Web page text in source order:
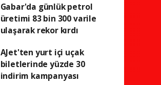
Gabar'da günlük petrol
üretimi 83 bin 300 varile
ulaşarak rekor kırdı
AJet'ten yurt içi uçak
biletlerinde yüzde 30
indirim kampanyası